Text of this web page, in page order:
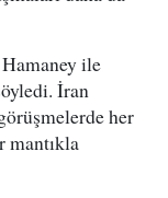
ile
İran
her
mantıkla